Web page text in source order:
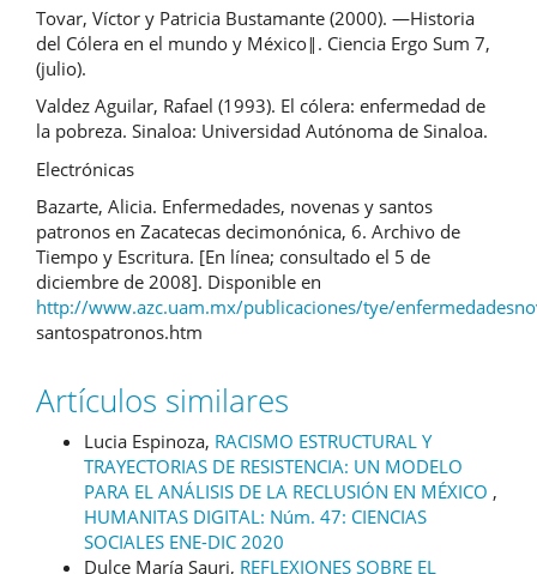
Tovar, Víctor y Patricia Bustamante (2000). ―Historia
del Cólera en el mundo y México‖. Ciencia Ergo Sum 7,
(julio).
Valdez Aguilar, Rafael (1993). El cólera: enfermedad de
la pobreza. Sinaloa: Universidad Autónoma de Sinaloa.
Electrónicas
Bazarte, Alicia. Enfermedades, novenas y santos
patronos en Zacatecas decimonónica, 6. Archivo de
Tiempo y Escritura. [En línea; consultado el 5 de
diciembre de 2008]. Disponible en
http://www.azc.uam.mx/publicaciones/tye/
santospatronos.htm
Artículos similares
Lucia Espinoza, RACISMO ESTRUCTURAL Y
TRAYECTORIAS DE RESISTENCIA: UN MODELO
PARA EL ANÁLISIS DE LA RECLUSIÓN EN MÉXICO ,
HUMANITAS DIGITAL: Núm. 47: CIENCIAS
SOCIALES ENE-DIC 2020
Dulce María Sauri, REFLEXIONES SOBRE EL